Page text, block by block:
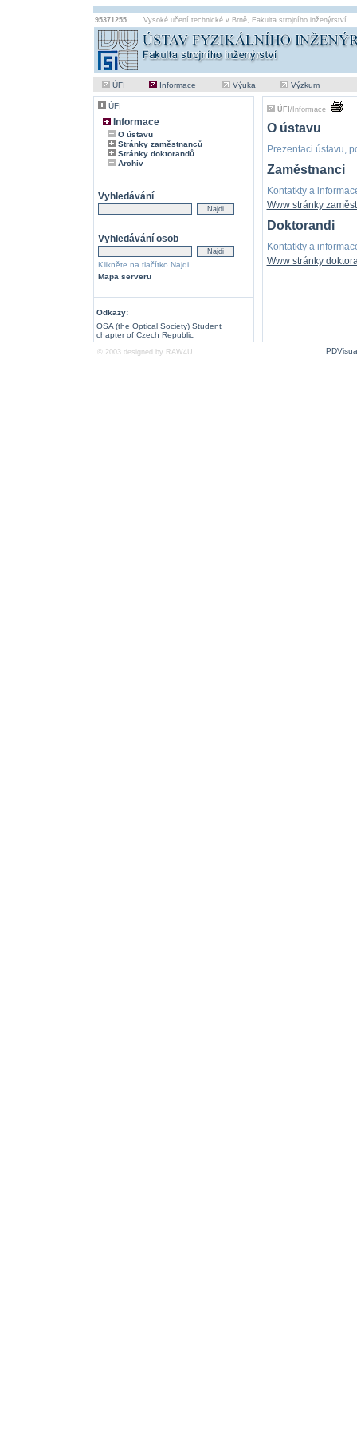
95371255 Vysoké učení technické v Brně, Fakulta strojního inženýrství
ÚFI Informace Výuka Výzkum
ÚFI
Informace
O ústavu
Stránky zaměstnanců
Stránky doktorandů
Archiv
Vyhledávání
Vyhledávání osob
Klikněte na tlačítko Najdi ..
Mapa serveru
Odkazy:
OSA (the Optical Society) Student
chapter of Czech Republic
ÚFI /Informace
O ústavu
Prezentaci ústavu,
Zaměstnanci
Kontatkty a
Www stránky
Doktorandi
Kontatkty a
Www stránky
© 2003 designed by RAW4U